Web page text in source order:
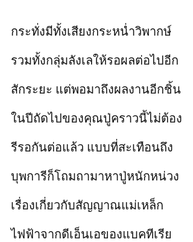
กระทั่งมีทั้งเสียงกระหน่ำวิพากษ์
รวมทั้งกลุ่มลังเลให้รอผลต่อไปอีก
สักระยะ แต่พอมาถึงผลงานอีกชิ้น
ในปีถัดไปของคุณปู่คราวนี้ไม่ต้อง
รีรอกันต่อแล้ว แบบที่สะเทือนถึง
บุพการีก็โถมถามาหาปู่หนักหน่วง
เรื่องเกี่ยวกับสัญญาณแม่เหล็ก
ไฟฟ้าจากดีเอ็นเอของแบคทีเรีย